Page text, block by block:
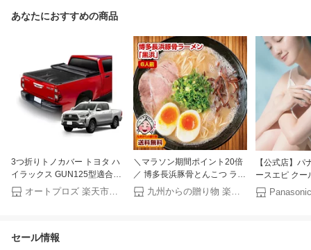
あなたにおすすめの商品
3つ折りトノカバー トヨタ ハ
イラックス GUN125型適合
Trifecta2.0 トノカバー Extang
正規品 エクスタング
＼マラソン期間ポイント20倍
／ 博多長浜豚骨とんこつ ラー
メン 黒浜 6人前 1000円 お取
り寄せ グルメ 福岡 ご当地 ラ
【公式店】パ
ースエピ クー
ー ES-WH8C-
ッピング
セール情報